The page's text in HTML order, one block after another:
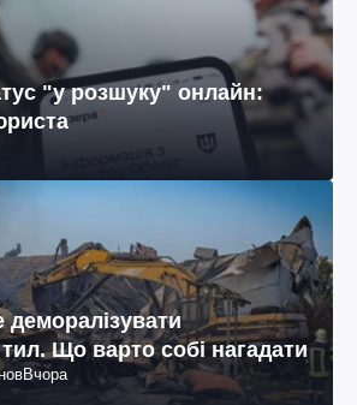
"у розшуку" онлайн:
деморалізувати
тил. Що варто собі нагадати
Вчора